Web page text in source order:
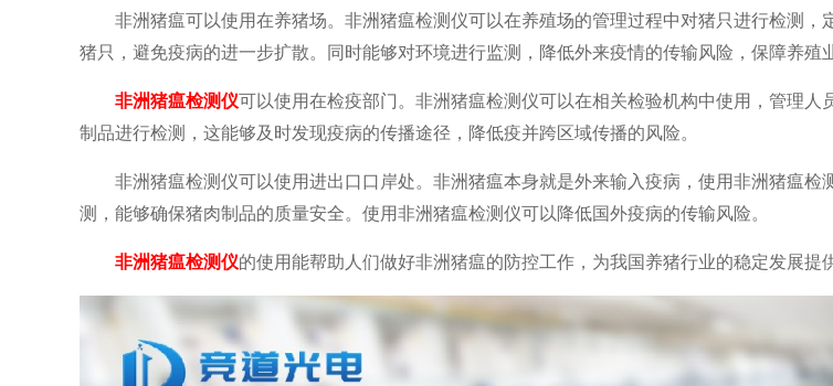
非洲猪瘟可以使用在养猪场。 非洲猪瘟检测仪可以在养殖场的管理过程中对猪只进行检测，
猪只，避免疫病的进一步扩散。同时能够对环境进行监测，降低外来疫情的传输风险 ，保障养殖
非洲猪瘟检测仪可以使用在检疫部门。 非洲猪瘟检测仪可以在相关检验机构中使用， 管理人
制品进行检测 ， 这能够及时发现疫病的传播途径，降低疫并跨区域传播的风险。
非洲猪瘟检测仪可以使用进出口口岸处。非洲猪瘟本身就是外来输入疫病，使用非洲猪瘟检
测， 能够确保猪肉制品的质量安全。 使用非洲猪瘟检测仪可以降低国外疫病的传输风险。
非洲猪瘟检测仪的使用能帮助人们做好非洲猪瘟的防控工作，为我国养猪行业的稳定发展提